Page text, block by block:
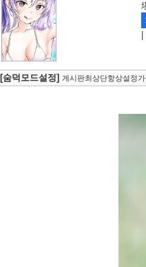
[숨덕모드설정] 게시판최상단항상설정가